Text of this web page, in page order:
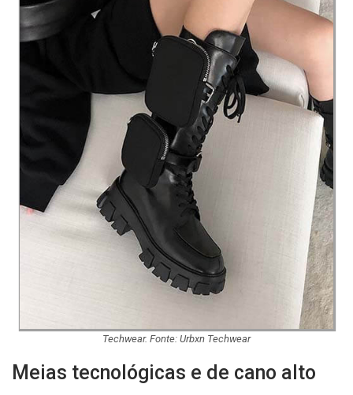
Techwear. Fonte: Urbxn Techwear
Meias tecnológicas e de cano alto